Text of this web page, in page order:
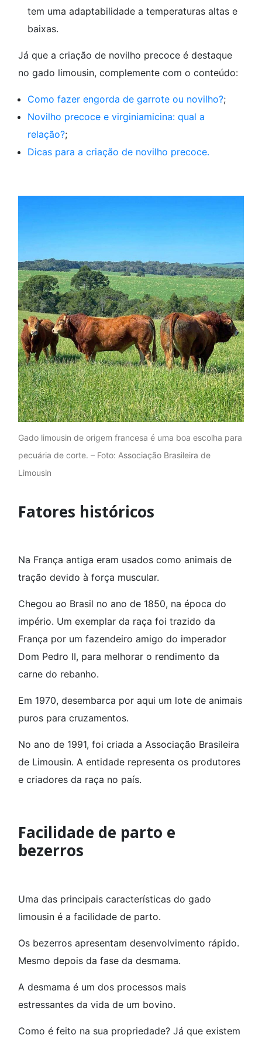
tem uma adaptabilidade a temperaturas altas e
baixas.
Já que a criação de novilho precoce é destaque
no gado limousin, complemente com o conteúdo:
Como fazer engorda de garrote ou novilho?;
Novilho precoce e virginiamicina: qual a
relação?;
Dicas para a criação de novilho precoce.
Gado limousin de origem francesa é uma boa escolha para
pecuária de corte. – Foto: Associação Brasileira de
Limousin
Fatores históricos
Na França antiga eram usados como animais de
tração devido à força muscular.
Chegou ao Brasil no ano de 1850, na época do
império. Um exemplar da raça foi trazido da
França por um fazendeiro amigo do imperador
Dom Pedro II, para melhorar o rendimento da
carne do rebanho.
Em 1970, desembarca por aqui um lote de animais
puros para cruzamentos.
No ano de 1991, foi criada a Associação Brasileira
de Limousin. A entidade representa os produtores
e criadores da raça no país.
Facilidade de parto e
bezerros
Uma das principais características do gado
limousin é a facilidade de parto.
Os bezerros apresentam desenvolvimento rápido.
Mesmo depois da fase da desmama.
A desmama é um dos processos mais
estressantes da vida de um bovino.
Como é feito na sua propriedade? Já que existem